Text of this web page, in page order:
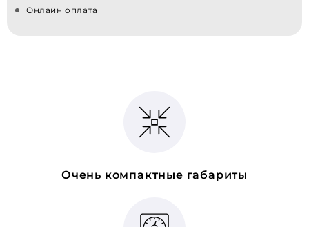
Онлайн оплата
Очень компактные габариты